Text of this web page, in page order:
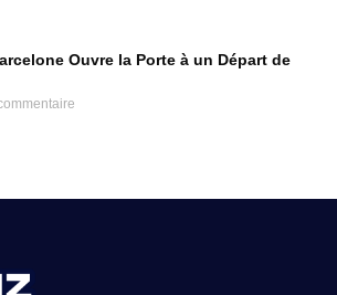
Ouvre la Porte à un Départ de